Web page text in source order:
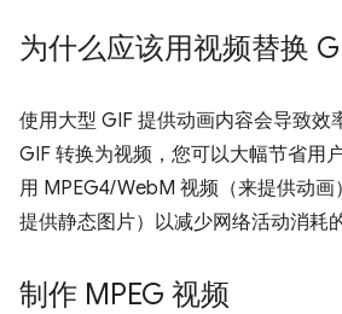
为什么应该用视频替换
使用大型 GIF 提供动画内容会导致效
GIF 转换为视频，您可以大幅节省用
用 MPEG4/WebM 视频（来提供动
提供静态图片）以减少网络活动消耗
制作 MPEG 视频